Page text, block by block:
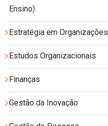
Ensino)
Estratégia em Organizações
Estudos Organizacionais
Finanças
Gestão da Inovação